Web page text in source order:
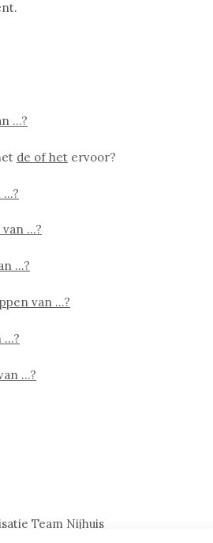
…?
de of het ervoor?
…?
…?
…?
van …?
…?
…?
Team Nijhuis